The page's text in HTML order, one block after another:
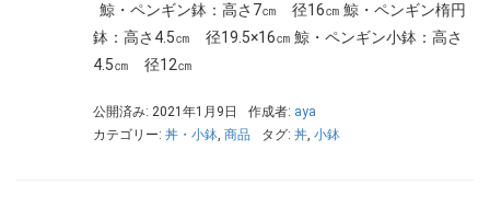
鯨・ペンギン鉢：高さ7㎝ 径16㎝ 鯨・ペンギン楕円
鉢：高さ4.5㎝ 径19.5×16㎝ 鯨・ペンギン小鉢：高さ
4.5㎝ 径12㎝
公開済み: 2021年1月9日 作成者: aya
カテゴリー: 丼・小鉢, 商品 タグ: 丼, 小鉢